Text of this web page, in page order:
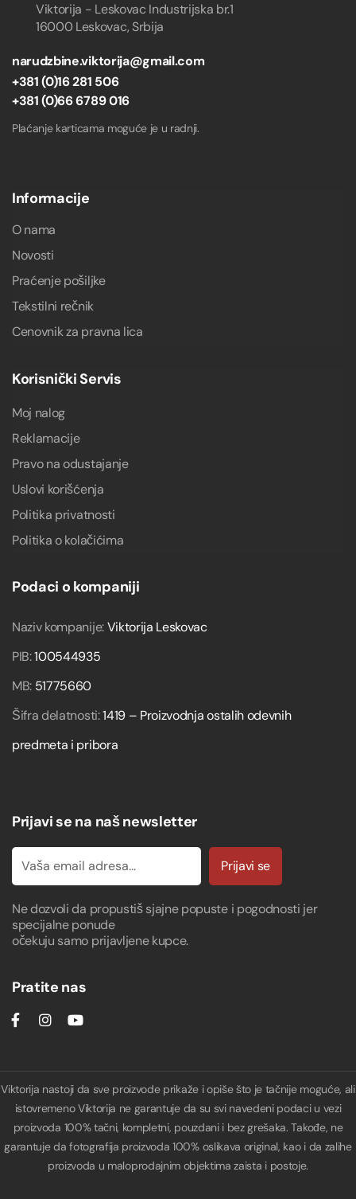
Viktorija - Leskovac Industrijska br.1
16000 Leskovac, Srbija
narudzbine.viktorija@gmail.com
+381 (0)16 281 506
+381 (0)66 6789 016
Plaćanje karticama moguće je u radnji.
Informacije
O nama
Novosti
Praćenje pošiljke
Tekstilni rečnik
Cenovnik za pravna lica
Korisnički Servis
Moj nalog
Reklamacije
Pravo na odustajanje
Uslovi korišćenja
Politika privatnosti
Politika o kolačićima
Podaci o kompaniji
Naziv kompanije:Viktorija Leskovac
PIB:100544935
MB: 51775660
Šifra delatnosti:1419 – Proizvodnja ostalih odevnih
predmeta i pribora
Prijavi se na naš newsletter
Prijavi se
Ne dozvoli da propustiš sjajne popuste i pogodnosti jer
specijalne ponude
očekuju samo prijavljene kupce.
Pratite nas
Viktorija nastoji da sve proizvode prikaže i opiše što je tačnije moguće, ali
istovremeno Viktorija ne garantuje da su svi navedeni podaci u vezi
proizvoda 100% tačni, kompletni, pouzdani i bez grešaka. Takođe, ne
garantuje da fotografija proizvoda 100% oslikava original, kao i da zalihe
proizvoda u maloprodajnim objektima zaista i postoje.